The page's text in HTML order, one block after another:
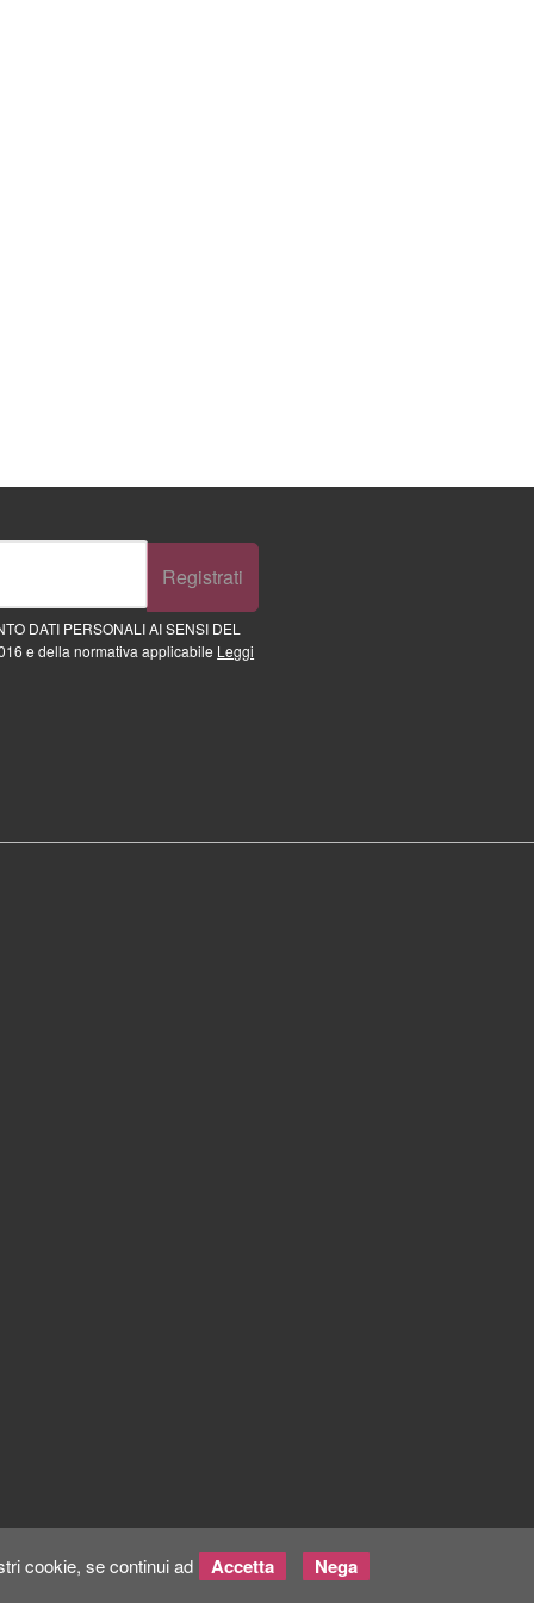
Registrati
DATI PERSONALI AI SENSI DEL
e della normativa applicabile Leggi
cookie, se continui ad Accetta Nega